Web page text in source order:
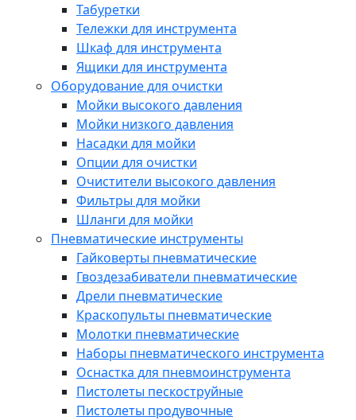
Табуретки
Тележки для инструмента
Шкаф для инструмента
Ящики для инструмента
Оборудование для очистки
Мойки высокого давления
Мойки низкого давления
Насадки для мойки
Опции для очистки
Очистители высокого давления
Фильтры для мойки
Шланги для мойки
Пневматические инструменты
Гайковерты пневматические
Гвоздезабиватели пневматические
Дрели пневматические
Краскопульты пневматические
Молотки пневматические
Наборы пневматического инструмента
Оснастка для пневмоинструмента
Пистолеты пескоструйные
Пистолеты продувочные